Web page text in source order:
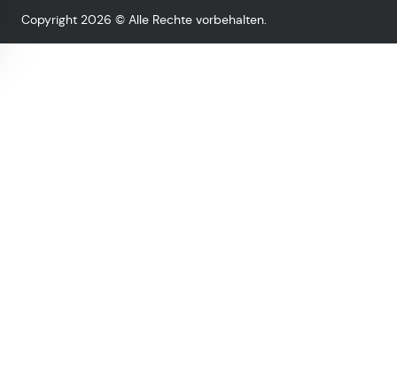
Copyright 2026 © Alle Rechte vorbehalten.